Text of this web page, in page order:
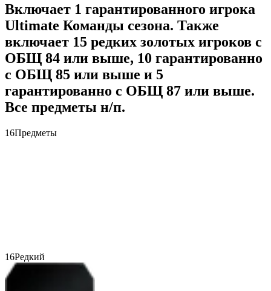
Включает 1 гарантированного игрока
Ultimate Команды сезона. Также
включает 15 редких золотых игроков с
ОБЩ 84 или выше, 10 гарантированно
с ОБЩ 85 или выше и 5
гарантированно с ОБЩ 87 или выше.
Все предметы н/п.
16Предметы
16Редкий